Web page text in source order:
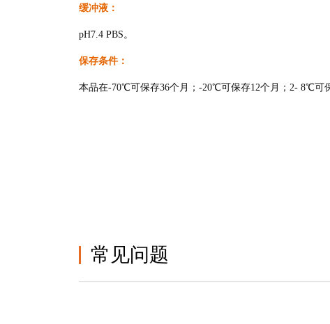
缓冲液：
pH7.4 PBS。
保存条件：
本品在-70℃可保存36个月；-20℃可保存12个月；2- 8℃可
常见问题